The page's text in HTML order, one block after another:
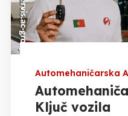
Automehaničarska
Ključ vozila